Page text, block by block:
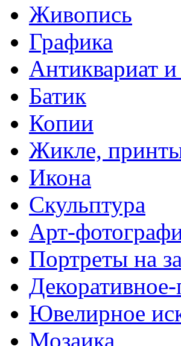
Живопись
Графика
Антиквариат
Батик
Копии
Жикле,
Икона
Скульптура
Арт-
Портреты на
Ювелирное
Мозаика